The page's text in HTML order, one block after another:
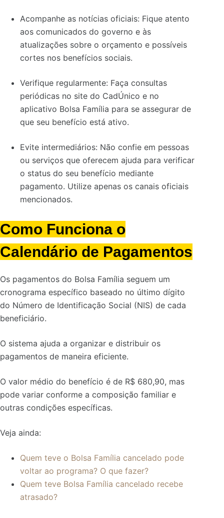
Acompanhe as notícias oficiais: Fique atento
aos comunicados do governo e às
atualizações sobre o orçamento e possíveis
cortes nos benefícios sociais.
Verifique regularmente: Faça consultas
periódicas no site do CadÚnico e no
aplicativo Bolsa Família para se assegurar de
que seu benefício está ativo.
Evite intermediários: Não confie em pessoas
ou serviços que oferecem ajuda para verificar
o status do seu benefício mediante
pagamento. Utilize apenas os canais oficiais
mencionados.
Como Funciona o
Calendário de Pagamentos
Os pagamentos do Bolsa Família seguem um
cronograma específico baseado no último dígito
do Número de Identificação Social (NIS) de cada
beneficiário.
O sistema ajuda a organizar e distribuir os
pagamentos de maneira eficiente.
O valor médio do benefício é de R$ 680,90, mas
pode variar conforme a composição familiar e
outras condições específicas.
Veja ainda:
Quem teve o Bolsa Família cancelado pode
voltar ao programa? O que fazer?
Quem teve Bolsa Família cancelado recebe
atrasado?